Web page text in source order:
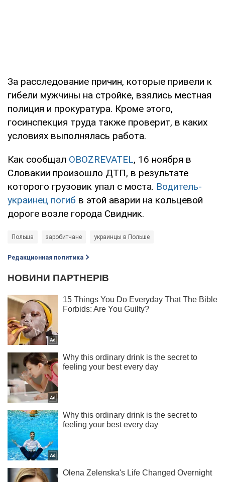
За расследование причин, которые привели к
гибели мужчины на стройке, взялись местная
полиция и прокуратура. Кроме этого,
госинспекция труда также проверит, в каких
условиях выполнялась работа.
Как сообщал OBOZREVATEL, 16 ноября в
Словакии произошло ДТП, в результате
которого грузовик упал с моста. Водитель-
украинец погиб в этой аварии на кольцевой
дороге возле города Свидник.
Польша заробитчане украинцы в Польше
Редакционная политика